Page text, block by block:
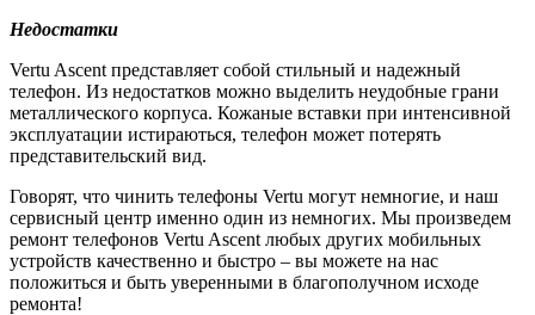
Недостатки
Vertu Ascent представляет собой стильный и надежный
телефон. Из недостатков можно выделить неудобные грани
металлического корпуса. Кожаные вставки при интенсивной
эксплуатации истираються, телефон может потерять
представительский вид.
Говорят, что чинить телефоны Vertu могут немногие, и наш
сервисный центр именно один из немногих. Мы произведем
ремонт телефонов Vertu Ascent любых других мобильных
устройств качественно и быстро – вы можете на нас
положиться и быть уверенными в благополучном исходе
ремонта!